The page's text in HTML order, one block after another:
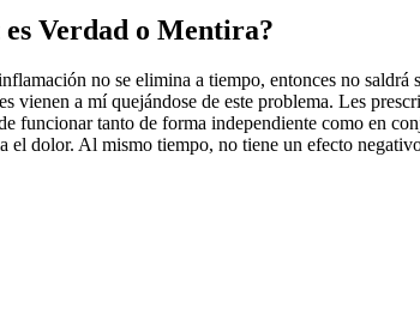
Verdad o Mentira?
no se elimina a tiempo, entonces no
vienen a mí quejándose de este problema. Les
funcionar tanto de forma independiente como en
dolor. Al mismo tiempo, no tiene un efecto